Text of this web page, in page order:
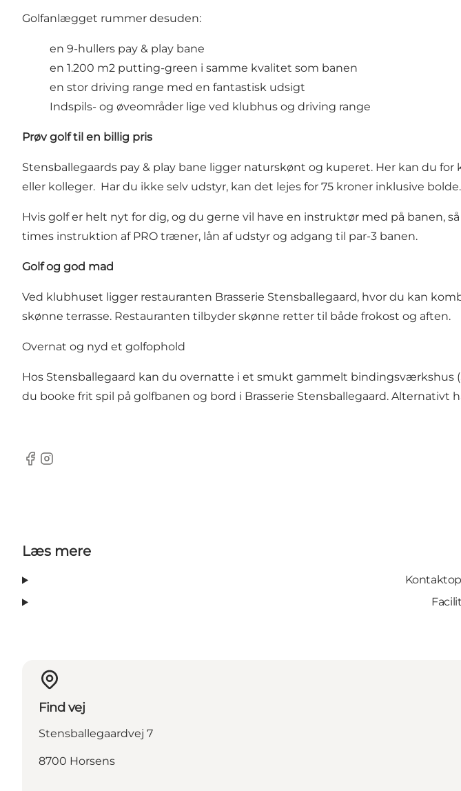
Golfanlægget rummer desuden:
en 9-hullers pay & play bane
en 1.200 m2 putting-green i samme kvalitet som banen
en stor driving range med en fantastisk udsigt
Indspils- og øveområder lige ved klubhus og driving range
Prøv golf til en billig pris
Stensballegaards pay & play bane ligger naturskønt og kuperet. Her kan du
eller kolleger. Har du ikke selv udstyr, kan det lejes for 75 kroner inklusive
Hvis golf er helt nyt for dig, og du gerne vil have en instruktør med på banen,
times instruktion af PRO træner, lån af udstyr og adgang til par-3 banen.
Golf og god mad
Ved klubhuset ligger restauranten Brasserie Stensballegaard, hvor du kan
skønne terrasse. Restauranten tilbyder skønne retter til både frokost og aften.
Overnat og nyd et golfophold
Hos Stensballegaard kan du overnatte i et smukt gammelt bindingsværkshus
du booke frit spil på golfbanen og bord i Brasserie Stensballegaard. Alternativt
Facebook
Instagram
Læs mere
Find vej
Stensballegaardvej 7
8700 Horsens